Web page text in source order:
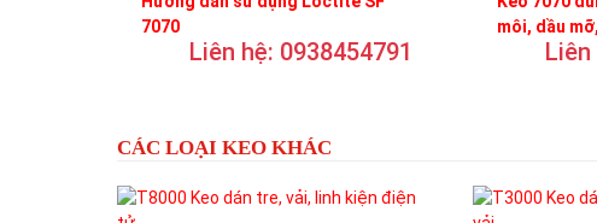
7070
Liên hệ: 0938454791
môi, dầu
Liên
CÁC LOẠI KEO KHÁC